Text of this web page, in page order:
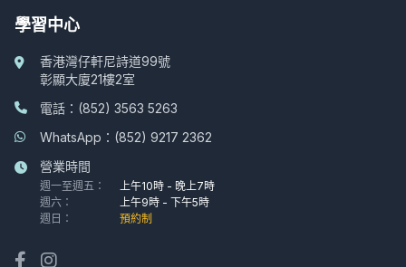
學習中心
香港灣仔軒尼詩道99號
彰顯大廈21樓2室
電話：(852) 3563 5263
WhatsApp：(852) 9217 2362
營業時間
週一至週五：
上午10時 - 晚上7時
週六：
上午9時 - 下午5時
週日：
預約制